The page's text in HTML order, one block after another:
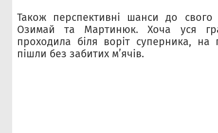
Також перспективні шанси до свого
Озимай та Мартинюк. Хоча уся
проходила біля воріт суперника, на
пішли без забитих м’ячів.